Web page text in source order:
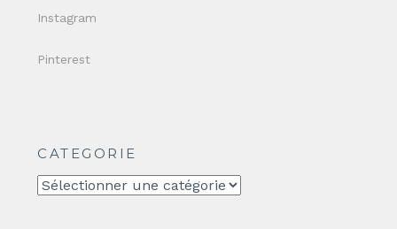
Instagram
Pinterest
CATEGORIE
CATEGORIE